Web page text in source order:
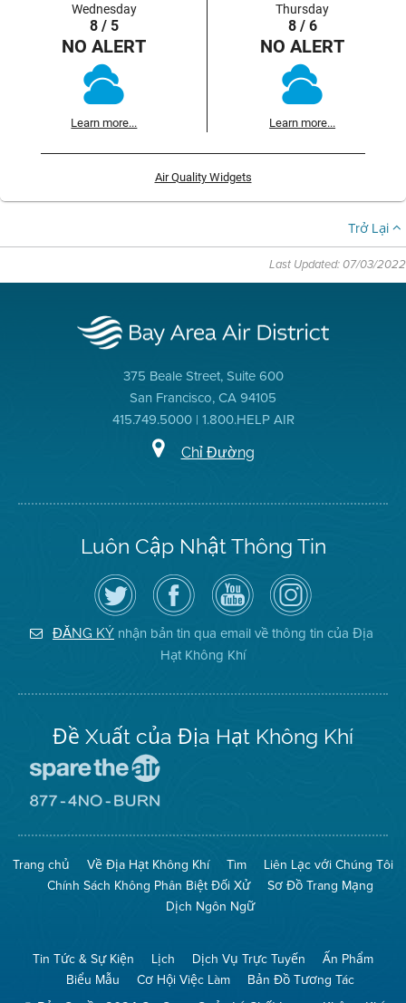
Wednesday
8 / 5
NO ALERT
Learn more...
Thursday
8 / 6
NO ALERT
Learn more...
Air Quality Widgets
Trở Lại
Last Updated: 07/03/2022
375 Beale Street, Suite 600
San Francisco, CA 94105
415.749.5000 | 1.800.HELP AIR
Chỉ Đường
Luôn Cập Nhật Thông Tin
Hãy
theo
dõi
Địa
Hạt
Không
Truy
cập
Trang
Facebook
của
Địa
Hạt
Kênh
YouTube
của
Địa
Hạt
Không
Khí
Air
District
on
Instagram
ĐĂNG KÝ nhận bản tin qua email về thông tin của Địa
Hạt Không Khí
Đề Xuất của Địa Hạt Không Khí
The
(Bảo
Toàn
Không
Khí)
Mạng
No
Burn
(Không
Đốt)
Trang chủ Về Địa Hạt Không Khí Tìm
Liên Lạc với Chúng Tôi
Chính Sách Không Phân Biệt Đối Xử
Sơ Đồ Trang Mạng
Dịch Ngôn Ngữ
Tin Tức & Sự Kiện Lịch Dịch Vụ Trực Tuyến
Ấn Phẩm
Biểu Mẫu
Cơ Hội Việc Làm Bản Đồ Tương Tác